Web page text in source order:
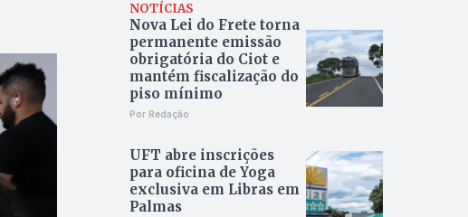
NOTÍCIAS
Nova Lei do Frete torna
permanente emissão
obrigatória do Ciot e
mantém fiscalização do
piso mínimo
Por Redação
UFT abre inscrições
para oficina de Yoga
exclusiva em Libras em
Palmas